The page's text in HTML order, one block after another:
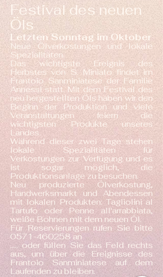
Festival des neuen
Öls
Letzten Sonntag im Oktober
Neue Ölverkostungen und lokale
Spezialitäten.
Das wichtigste Ereignis des
Herbstes von S. Miniato findet im
Frantoio Sanminiatese der Familie
Annessi statt. Mit dem Festival des
neu hergestellten Öls haben wir den
Beginn der Produktion und viele
Veranstaltungen feiern die
wichtigsten Produkte unseres
Landes.
Während dieser zwei Tage stehen
lokale Spezialitäten für
Verkostungen zur Verfügung und es
ist sogar möglich, die
Produktionsanlage zu besuchen.
Neu produzierte Ölverkostung,
Handwerksmarkt und Abendessen
mit lokalen Produkten: Tagliolini al
Tartufo oder Penne all'arrabbiata,
weiße Bohnen mit dem neuen Öl.
Für Reservierungen rufen Sie bitte
0571-460258 an
..... oder füllen Sie das Feld rechts
aus, um über die Ereignisse des
Frantoio Sanminiatese auf dem
Laufenden zu bleiben.